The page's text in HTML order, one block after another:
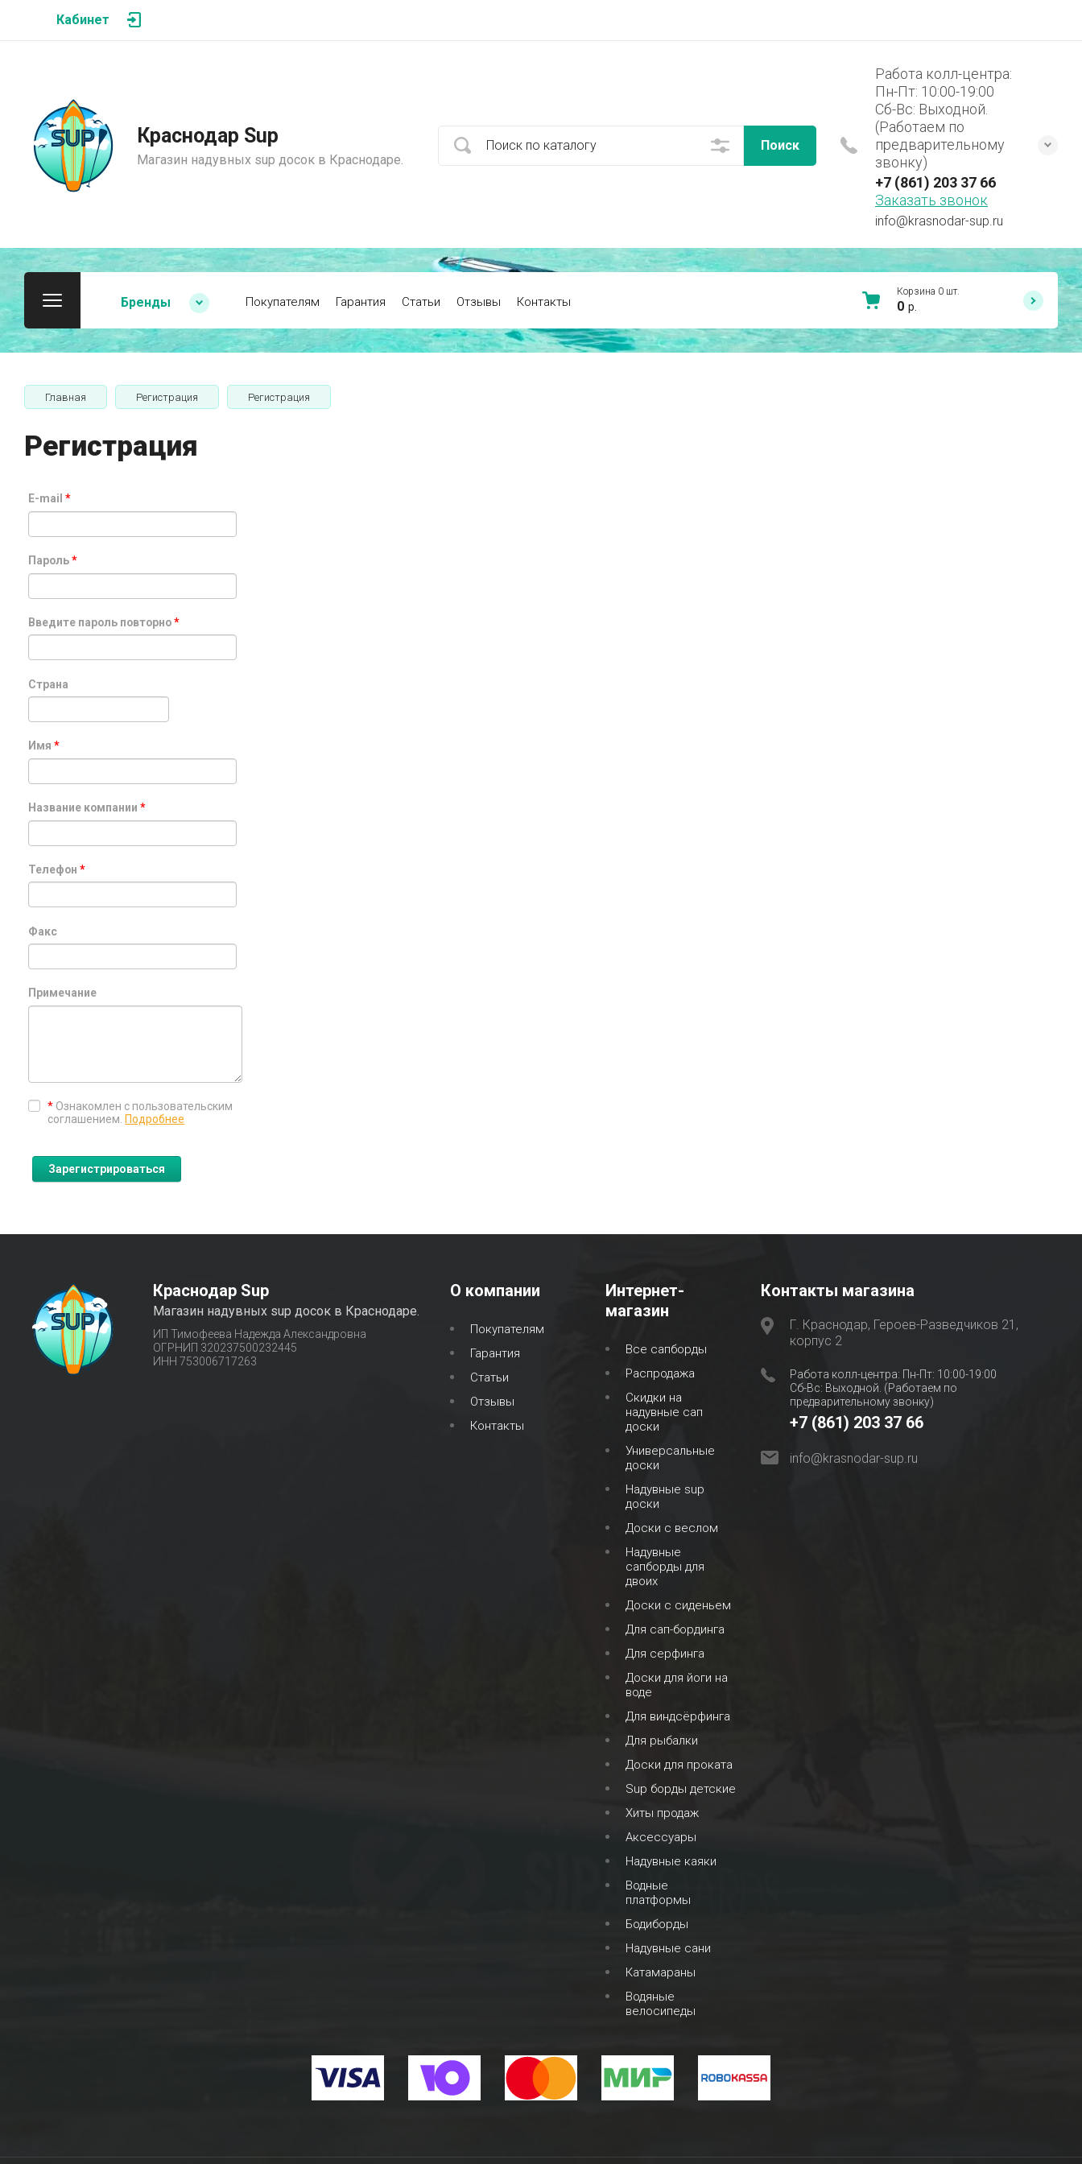
Кабинет
Краснодар Sup
Магазин надувных sup досок в Краснодаре.
Поиск
Работа колл-центра:
Пн-Пт: 10:00-19:00
Сб-Вс: Выходной.
(Работаем по
предварительному
звонку)
+7 (861) 203 37 66
Заказать звонок
info@krasnodar-sup.ru
Бренды Покупателям Гарантия Статьи Отзывы Контакты
Корзина 0 шт.
0 р.
Главная Регистрация Регистрация
Регистрация
E-mail*
Пароль*
Введите пароль повторно*
Страна
Имя*
Название компании*
Телефон*
Факс
Примечание
* Ознакомлен с пользовательским
соглашением. Подробнее
Краснодар Sup
Магазин надувных sup досок в Краснодаре.
ИП Тимофеева Надежда Александровна
ОГРНИП 320237500232445
ИНН 753006717263
О компании
Покупателям
Гарантия
Статьи
Отзывы
Контакты
Интернет-
магазин
Все сапборды
Распродажа
Скидки на
надувные сап
доски
Универсальные
доски
Надувные sup
доски
Доски с веслом
Надувные
сапборды для
двоих
Доски с сиденьем
Для сап-бординга
Для серфинга
Доски для йоги на
воде
Для виндсёрфинга
Для рыбалки
Доски для проката
Sup борды детские
Хиты продаж
Аксессуары
Надувные каяки
Водные
платформы
Бодиборды
Надувные сани
Катамараны
Водяные
велосипеды
Контакты магазина
Г. Краснодар, Героев-Разведчиков 21,
корпус 2
Работа колл-центра: Пн-Пт: 10:00-19:00
Сб-Вс: Выходной. (Работаем по
предварительному звонку)
+7 (861) 203 37 66
info@krasnodar-sup.ru